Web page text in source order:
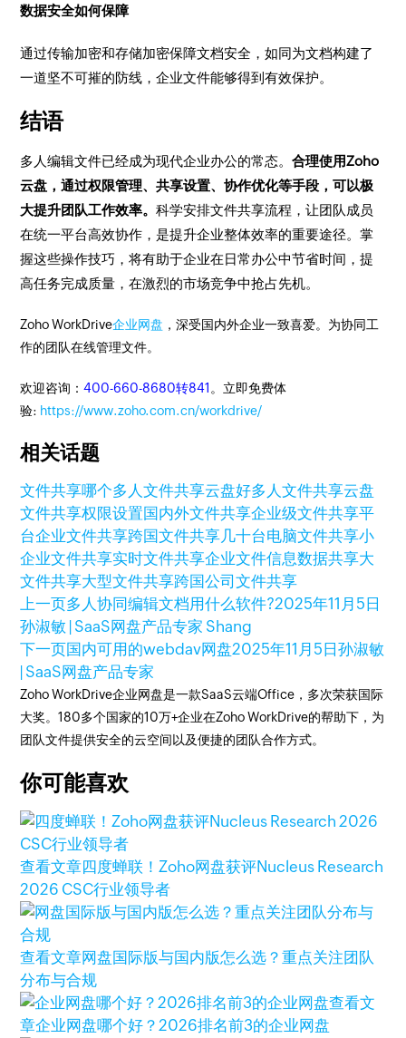
数据安全如何保障
通过传输加密和存储加密保障文档安全，如同为文档构建了
一道坚不可摧的防线，企业文件能够得到有效保护。
结语
多人编辑文件已经成为现代企业办公的常态。合理使用Zoho
云盘，通过权限管理、共享设置、协作优化等手段，可以极
大提升团队工作效率。科学安排文件共享流程，让团队成员
在统一平台高效协作，是提升企业整体效率的重要途径。掌
握这些操作技巧，将有助于企业在日常办公中节省时间，提
高任务完成质量，在激烈的市场竞争中抢占先机。
Zoho WorkDrive企业网盘 ，深受国内外企业一致喜爱。为协同工
作的团队在线管理文件。
欢迎咨询：400-660-8680转841 。立即免费体
验: https://www.zoho.com.cn/workdrive/
相关话题
文件共享哪个多人文件共享云盘好多人文件共享云盘
文件共享权限设置国内外文件共享企业级文件共享平
台企业文件共享跨国文件共享几十台电脑文件共享小
企业文件共享实时文件共享企业文件信息数据共享大
文件共享大型文件共享跨国公司文件共享
上一页多人协同编辑文档用什么软件?2025年11月5日
孙淑敏 | SaaS网盘产品专家 Shang
下一页国内可用的webdav网盘2025年11月5日孙淑敏
| SaaS网盘产品专家
Zoho WorkDrive企业网盘是一款SaaS云端Office，多次荣获国际
大奖。180多个国家的10万+企业在Zoho WorkDrive的帮助下，为
团队文件提供安全的云空间以及便捷的团队合作方式。
你可能喜欢
查看文章四度蝉联！Zoho网盘获评Nucleus Research
2026 CSC行业领导者
查看文章网盘国际版与国内版怎么选？重点关注团队
分布与合规
查看文
章企业网盘哪个好？2026排名前3的企业网盘